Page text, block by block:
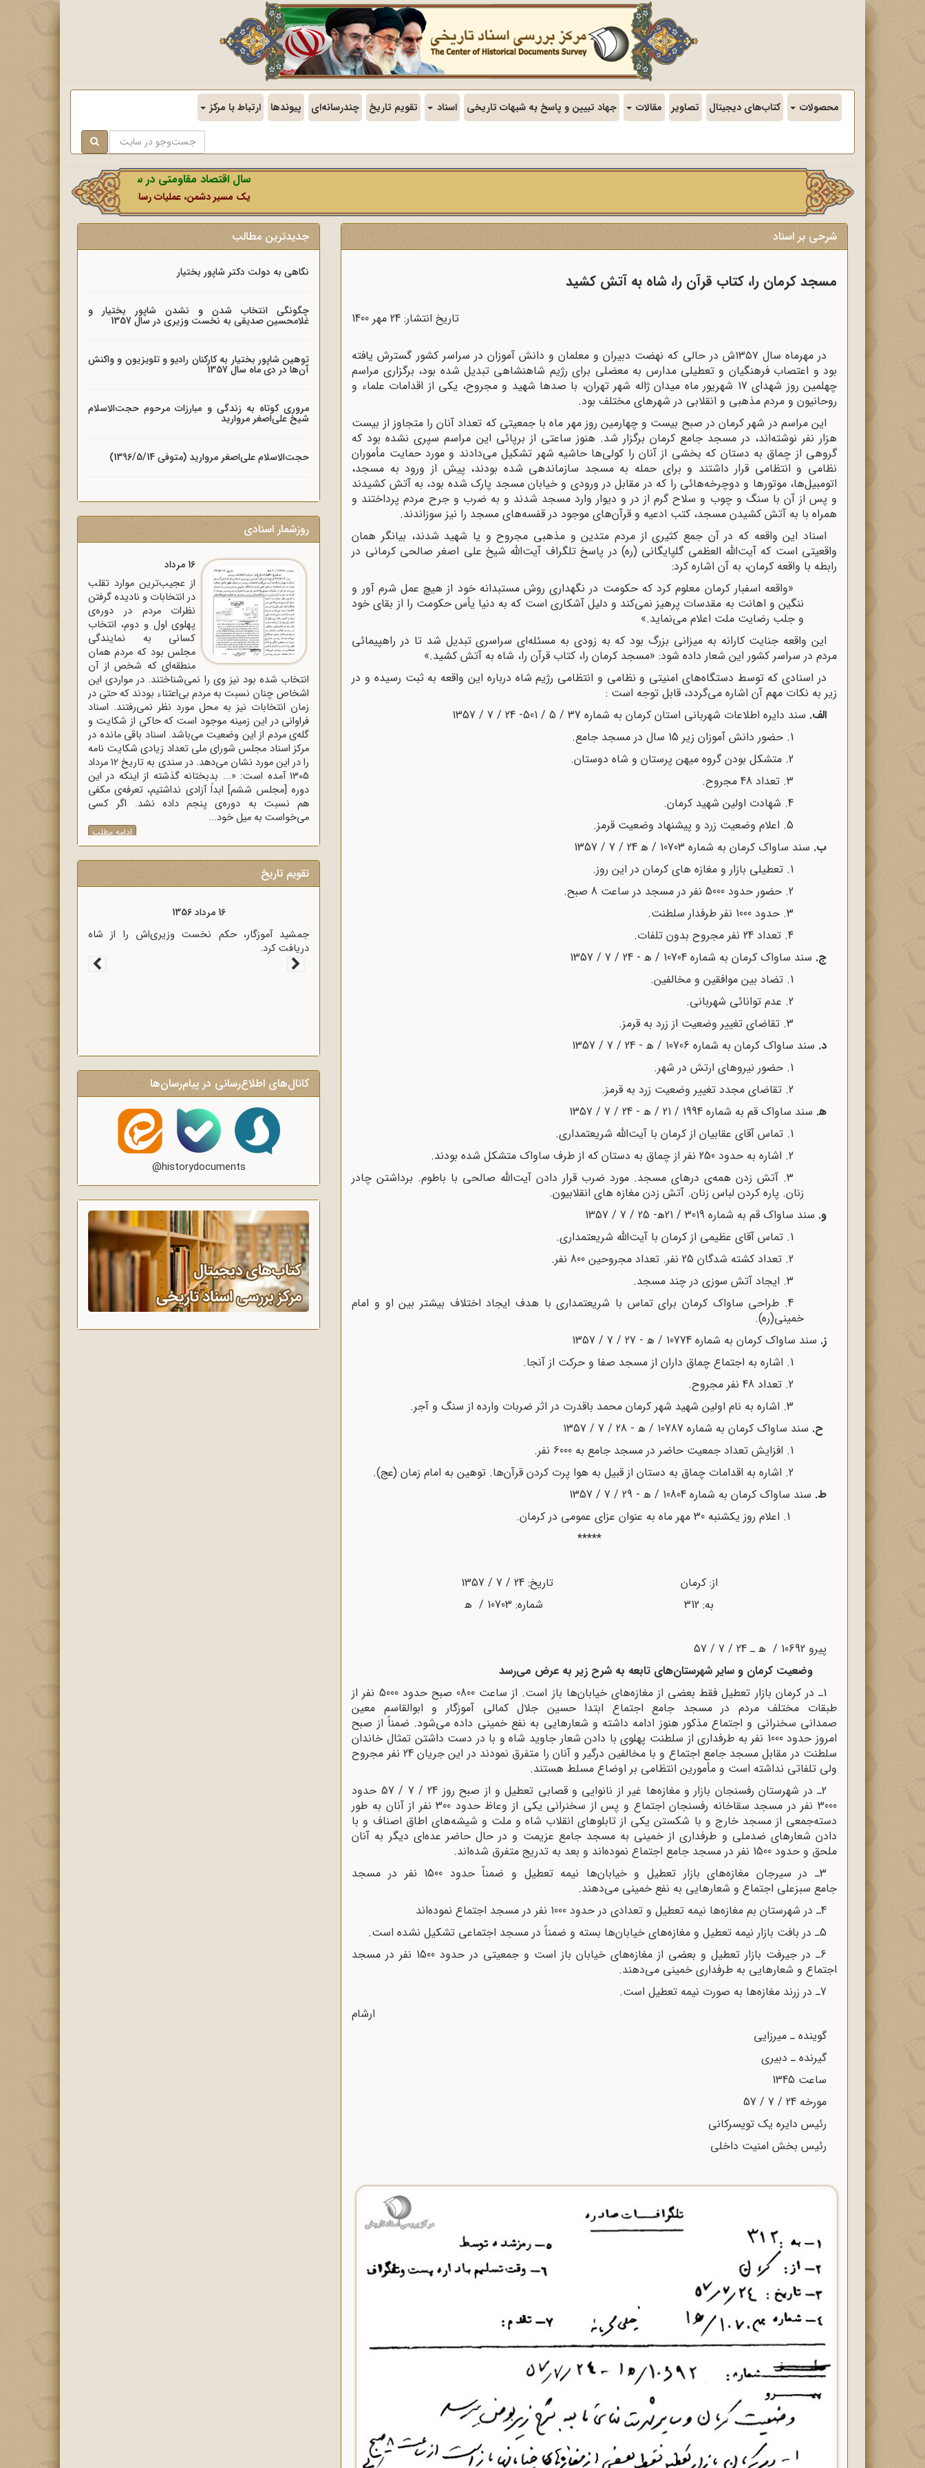
محصولات کتاب‌های دیجیتال تصاویر مقالات جهاد تبیین و پاسخ به شبهات تاریخی اسناد تقویم تاریخ چندرسانه‌ای پیوندها ارتباط با مرکز
سال اقتصاد مقاومتی در سایه وحدت ملی و امنیت ملی.
یک مسیر دشمن، عملیات رسانه‌ای او است که در این ایام بطور
شرحی بر اسناد
مسجد کرمان را، کتاب قرآن را، شاه به آتش کشید
تاریخ انتشار: 24 مهر 1400
در مهرماه سال ۱۳۵۷ش در حالی که نهضت دبیران و معلمان و دانش آموزان در سراسر کشور گسترش یافته
بود و اعتصاب فرهنگیان و تعطیلی مدارس به معضلی برای رژیم شاهنشاهی تبدیل شده بود، برگزاری مراسم
چهلمین روز شهدای 17 شهریور ماه میدان ژاله شهر تهران، با صدها شهید و مجروح، یکی از اقدامات علماء و
روحانیون و مردم مذهبی و انقلابی در شهرهای مختلف بود.
این مراسم در شهر کرمان در صبح بیست و چهارمین روز مهر ماه با جمعیتی که تعداد آنان را متجاوز از بیست
هزار نفر نوشته‌اند، در مسجد جامع کرمان برگزار شد. هنوز ساعتی از برپائی این مراسم سپری نشده بود که
گروهی از چماق به دستان که بخشی از آنان را کولی‌ها حاشیه شهر تشکیل می‌دادند و مورد حمایت مأموران
نظامی و انتظامی قرار داشتند و برای حمله به مسجد سازماندهی شده بودند، پیش از ورود به مسجد،
اتومبیل‌ها، موتورها و دوچرخه‌هائى را که در مقابل در ورودی و خیابان مسجد پارک شده بود، به آتش کشیدند
و پس از آن با سنگ و چوب و سلاح گرم از در و دیوار وارد مسجد شدند و به ضرب و جرح مردم پرداختند و
همراه با به آتش کشیدن مسجد، کتب ادعیه و قرآن‌های موجود در قفسه‌های مسجد را نیز سوزاندند.
اسناد این واقعه که در آن جمع کثیری از مردم متدین و مذهبی مجروح و یا شهید شدند، بیانگر همان
واقعیتی است که آیت‌الله العظمی گلپایگانی (ره) در پاسخ تلگراف آیت‌الله شیخ علی اصغر صالحی کرمانی در
رابطه با واقعه کرمان، به آن اشاره کرد:
«واقعه اسفبار کرمان معلوم کرد که حکومت در نگهداری روش مستبدانه خود از هیچ عمل شرم آور و
ننگین و اهانت به مقدسات پرهیز نمی‌کند و دلیل آشکاری است که به دنیا یأس حکومت را از بقای خود
و جلب رضایت ملت اعلام می‌نماید.»
این واقعه جنایت کارانه به میزانی بزرگ بود که به زودی به مسئله‌ای سراسری تبدیل شد تا در راهپیمائی
مردم در سراسر کشور این شعار داده شود: «مسجد کرمان را، کتاب قرآن را، شاه به آتش کشید.»
در اسنادی که توسط دستگاه‌های امنیتی و نظامی و انتظامی رژیم شاه درباره این واقعه به ثبت رسیده و در
زیر به نکات مهم آن اشاره می‌گردد، قابل توجه است :
الف. سند دایره اطلاعات شهربانی استان کرمان به شماره 37 / 5 / 501- 24 / 7 / 1357
1. حضور دانش آموزان زیر 15 سال در مسجد جامع.
2. متشکل بودن گروه میهن پرستان و شاه دوستان.
3. تعداد 48 مجروح.
4. شهادت اولین شهید کرمان.
5. اعلام وضعیت زرد و پیشنهاد وضعیت قرمز.
ب. سند ساواک کرمان به شماره 10703 / ه‍ 24 / 7 / 1357
1. تعطیلی بازار و مغازه های کرمان در این روز.
2. حضور حدود 5000 نفر در مسجد در ساعت 8 صبح.
3. حدود 1000 نفر طرفدار سلطنت.
4. تعداد 24 نفر مجروح بدون تلفات.
ج. سند ساواک کرمان به شماره 10704 / ه‍ - 24 / 7 / 1357
1. تضاد بین موافقین و مخالفین.
2. عدم توانائی شهربانی.
3. تقاضای تغییر وضعیت از زرد به قرمز.
د. سند ساواک کرمان به شماره 10706 / ه‍ - 24 / 7 / 1357
1. حضور نیروهای ارتش در شهر.
2. تقاضای مجدد تغییر وضعیت زرد به قرمز.
ه‍. سند ساواک قم به شماره 1994 / 21 / ه‍ - 24 / 7 / 1357
1. تماس آقای عقابیان از کرمان با آیت‌الله شریعتمداری.
2. اشاره به حدود 250 نفر از چماق به دستان که از طرف ساواک متشکل شده بودند.
3. آتش زدن همه‌ی درهای مسجد. مورد ضرب قرار دادن آیت‌الله صالحی با باطوم. برداشتن چادر
زنان. پاره کردن لباس زنان. آتش زدن مغازه های انقلابیون.
و. سند ساواک قم به شماره 3019 / 21ه‍- 25 / 7 / 1357
1. تماس آقای عظیمی از کرمان با آیت‌الله شریعتمداری.
2. تعداد کشته شدگان 25 نفر. تعداد مجروحین 800 نفر.
3. ایجاد آتش سوزی در چند مسجد.
4. طراحی ساواک کرمان برای تماس با شریعتمداری با هدف ایجاد اختلاف بیشتر بین او و امام
خمینی(ره).
ز. سند ساواک کرمان به شماره 10774 / ه‍ - 27 / 7 / 1357
1. اشاره به اجتماع چماق داران از مسجد صفا و حرکت از آنجا.
2. تعداد 48 نفر مجروح.
3. اشاره به نام اولین شهید شهر کرمان محمد باقدرت در اثر ضربات وارده از سنگ و آجر.
ح. سند ساواک کرمان به شماره 10787 / ه‍ - 28 / 7 / 1357
1. افزایش تعداد جمعیت حاضر در مسجد جامع به 6000 نفر.
2. اشاره به اقدامات چماق به دستان از قبیل به هوا پرت کردن قرآن‌ها. توهین به امام زمان (عج).
ط. سند ساواک کرمان به شماره 10804 / ه‍ - 29 / 7 / 1357
*****
از: کرمان تاریخ: 24 / 7 / 1357
به: 312 شماره: 10703 / ﻫ
پیرو 10692 / ﻫ ـ 24 / 7 / 57
وضعیت کرمان و سایر شهرستان‌های تابعه به شرح زیر به عرض می‌رسد
1ـ در کرمان بازار تعطیل فقط بعضی از مغازه‌های خیابان‌ها باز است. از ساعت 0800 صبح حدود 5000 نفر از
طبقات مختلف مردم در مسجد جامع اجتماع ابتدا حسین جلال کمالی آموزگار و ابوالقاسم معین
صمدانی سخنرانی و اجتماع مذکور هنوز ادامه داشته و شعارهایی به نفع خمینی داده می‌شود. ضمناً از صبح
امروز حدود 1000 نفر به طرفداری از سلطنت پهلوی با دادن شعار جاوید شاه و با در دست داشتن تمثال خاندان
سلطنت در مقابل مسجد جامع اجتماع و با مخالفین درگیر و آنان را متفرق نمودند در این جریان 24 نفر مجروح
ولی تلفاتی نداشته است و مأمورین انتظامی بر اوضاع مسلط هستند.
2ـ در شهرستان رفسنجان بازار و مغازه‌ها غیر از نانوایی و قصابی تعطیل و از صبح روز 24 / 7 / 57 حدود
3000 نفر در مسجد سقاخانه رفسنجان اجتماع و پس از سخنرانی یکی از وعاظ حدود 300 نفر از آنان به طور
دسته‌جمعی از مسجد خارج و با شکستن یکی از تابلوهای انقلاب شاه و ملت و شیشه‌های اطاق اصناف و با
دادن شعارهای ضدملی و طرفداری از خمینی به مسجد جامع عزیمت و در حال حاضر عده‌ای دیگر به آنان
ملحق و حدود 1500 نفر در مسجد جامع اجتماع نموده‌اند و بعد به تدریج متفرق شده‌اند.
3ـ در سیرجان مغازه‌های بازار تعطیل و خیابان‌ها نیمه تعطیل و ضمناً حدود 1500 نفر در مسجد
جامع سبزعلی اجتماع و شعارهایی به نفع خمینی می‌دهند.
4ـ در شهرستان بم مغازه‌ها نیمه تعطیل و تعدادی در حدود 1000 نفر در مسجد اجتماع نموده‌اند
5ـ در بافت بازار نیمه تعطیل و مغازه‌های خیابان‌ها بسته و ضمناً در مسجد اجتماعی تشکیل نشده است.
6ـ در جیرفت بازار تعطیل و بعضی از مغازه‌های خیابان باز است و جمعیتی در حدود 1500 نفر در مسجد
اجتماع و شعارهایی به طرفداری خمینی می‌دهند.
7ـ در زرند مغازه‌ها به صورت نیمه تعطیل است
.
ارشام
گوینده ـ میرزایی
گیرنده ـ دبیری
ساعت 1345
مورخه 24 / 7 / 57
رئیس دایره یک تویسرکانی
رئیس بخش امنیت داخلی
جدیدترین مطالب
نگاهی به دولت دکتر شاپور بختیار
چگونگی انتخاب شدن و نشدن شاپور بختیار و
غلامحسین صدیقی به نخست وزیری در سال 1357
توهین شاپور بختیار به کارکنان رادیو و تلویزیون و واکنش
آن‌ها در دی ماه سال 1357
مروری کوتاه به زندگی و مبارزات مرحوم حجت‌الاسلام
شیخ علی‌اصغر مروارید
حجت‌الاسلام علی‌اصغر مروارید (متوفی 1396/5/14)
روزشمار اسنادی
16 مرداد
از عجیب‌ترین موارد تقلب
در انتخابات و نادیده گرفتن
نظرات مردم در دوره‌ی
پهلوی اول و دوم، انتخاب
کسانی به نمایندگی
مجلس بود که مردم همان
منطقه‌ای که شخص از آن
انتخاب شده بود نیز وی را نمی‌شناختند. در مواردی این
اشخاص چنان نسبت به مردم بی‌اعتناء بودند که حتی در
زمان انتخابات نیز به محل مورد نظر نمی‌رفتند. اسناد
فراوانی در این زمینه موجود است که حاکی از شکایت و
گله‌ی مردم از این وضعیت می‌باشد. اسناد باقی مانده در
مرکز اسناد مجلس شورای ملی تعداد زیادی شکایت نامه
را در این مورد نشان می‌دهد. در سندی به تاریخ 12 مرداد
1305 آمده است: «... بدبختانه گذشته از اینکه در این
دوره [مجلس ششم] ابداً آزادی نداشتیم، تعرفه‌ی مکفی
هم نسبت به دوره‌ی پنجم داده نشد. اگر کسی
می‌خواست به میل خود...
ادامه مطلب
تقویم تاریخ
16 مرداد 1357
آغاز سخنرانی‌های انتقادی و روشنگر وعاظ در لبیک به
پیام امام به وعاظ و روحانیون برای روشنگری و
آگاه‌سازی در منبرهای ماه رمضان.
کانال‌های اطلاع‌رسانی در پیام‌رسان‌ها
@historydocuments